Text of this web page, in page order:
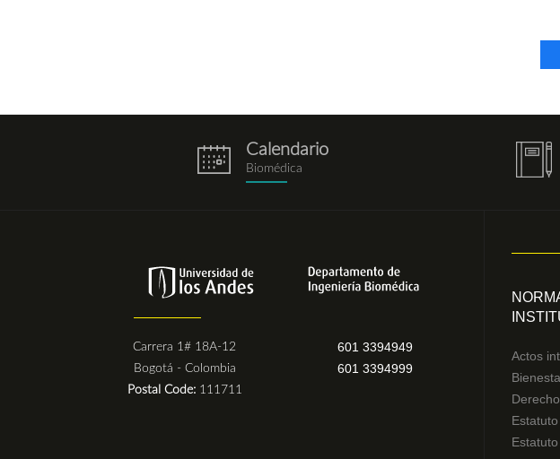
eventos.png
Calendario
Biomédica
Carrera 1# 18A-12
Bogotá - Colombia
Postal Code: 111711
601 3394949
601 3394999
Actos